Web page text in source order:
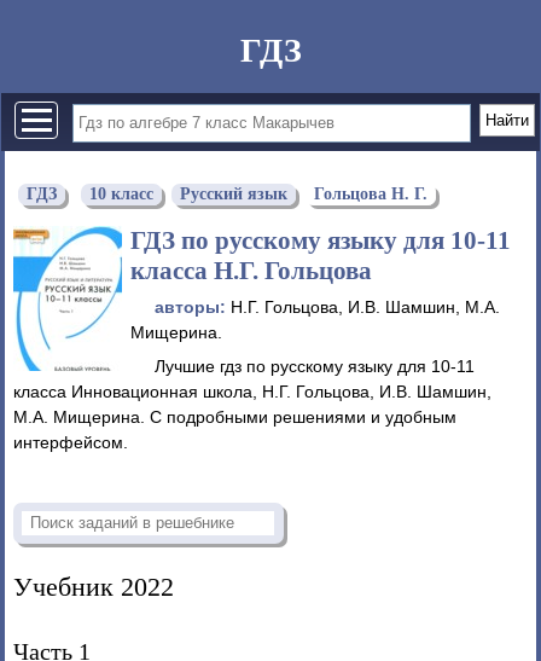
ГДЗ
ГДЗ 10 класс Русский язык Гольцова Н. Г.
ГДЗ по русскому языку для 10‐11
класса Н.Г. Гольцова
авторы: Н.Г. Гольцова, И.В. Шамшин, М.А.
Мищерина.
Лучшие гдз по русскому языку для 10‐11
класса Инновационная школа, Н.Г. Гольцова, И.В. Шамшин,
М.А. Мищерина. С подробными решениями и удобным
интерфейсом.
Учебник 2022
Часть 1